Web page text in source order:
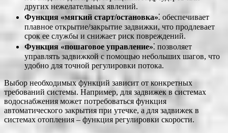
других нежелательных явлений.
Функция «мягкий старт/остановка»⁚ обеспечивает
плавное открытие/закрытие задвижки, что продлевает
срок ее службы и снижает риск повреждений.
Функция «пошаговое управление»⁚ позволяет
управлять задвижкой с помощью небольших шагов, что
удобно для точной регулировки потока.
Выбор необходимых функций зависит от конкретных
требований системы. Например, для задвижек в системах
водоснабжения может потребоваться функция
автоматического закрытия при утечке, а для задвижек в
системах отопления ‒ функция регулировки скорости.